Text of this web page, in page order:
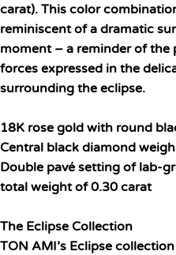
carat). This color
reminiscent of a dramatic
moment – a reminder of
forces expressed in the
surrounding the eclipse.
18K rose gold with round
Central black diamond
Double pavé setting of lab-
total weight of 0.30 carat
The Eclipse Collection
TON AMI’s Eclipse